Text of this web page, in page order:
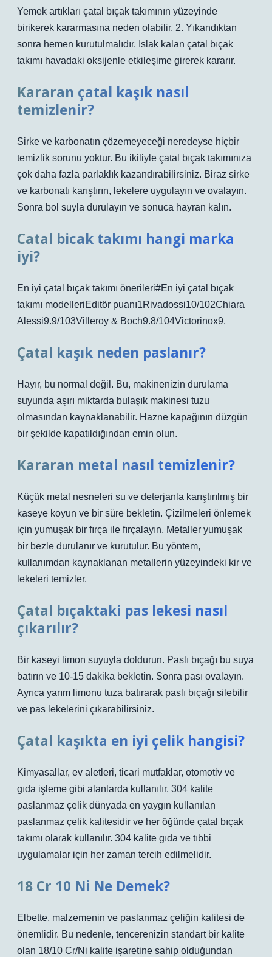
Yemek artıkları çatal bıçak takımının yüzeyinde
birikerek kararmasına neden olabilir. 2. Yıkandıktan
sonra hemen kurutulmalıdır. Islak kalan çatal bıçak
takımı havadaki oksijenle etkileşime girerek kararır.
Kararan çatal kaşık nasıl
temizlenir?
Sirke ve karbonatın çözemeyeceği neredeyse hiçbir
temizlik sorunu yoktur. Bu ikiliyle çatal bıçak takımınıza
çok daha fazla parlaklık kazandırabilirsiniz. Biraz sirke
ve karbonatı karıştırın, lekelere uygulayın ve ovalayın.
Sonra bol suyla durulayın ve sonuca hayran kalın.
Catal bicak takımı hangi marka
iyi?
En iyi çatal bıçak takımı önerileri#En iyi çatal bıçak
takımı modelleriEditör puanı1Rivadossi10/102Chiara
Alessi9.9/103Villeroy & Boch9.8/104Victorinox9.
Çatal kaşık neden paslanır?
Hayır, bu normal değil. Bu, makinenizin durulama
suyunda aşırı miktarda bulaşık makinesi tuzu
olmasından kaynaklanabilir. Hazne kapağının düzgün
bir şekilde kapatıldığından emin olun.
Kararan metal nasıl temizlenir?
Küçük metal nesneleri su ve deterjanla karıştırılmış bir
kaseye koyun ve bir süre bekletin. Çizilmeleri önlemek
için yumuşak bir fırça ile fırçalayın. Metaller yumuşak
bir bezle durulanır ve kurutulur. Bu yöntem,
kullanımdan kaynaklanan metallerin yüzeyindeki kir ve
lekeleri temizler.
Çatal bıçaktaki pas lekesi nasıl
çıkarılır?
Bir kaseyi limon suyuyla doldurun. Paslı bıçağı bu suya
batırın ve 10-15 dakika bekletin. Sonra pası ovalayın.
Ayrıca yarım limonu tuza batırarak paslı bıçağı silebilir
ve pas lekelerini çıkarabilirsiniz.
Çatal kaşıkta en iyi çelik hangisi?
Kimyasallar, ev aletleri, ticari mutfaklar, otomotiv ve
gıda işleme gibi alanlarda kullanılır. 304 kalite
paslanmaz çelik dünyada en yaygın kullanılan
paslanmaz çelik kalitesidir ve her öğünde çatal bıçak
takımı olarak kullanılır. 304 kalite gıda ve tıbbi
uygulamalar için her zaman tercih edilmelidir.
18 Cr 10 Ni Ne Demek?
Elbette, malzemenin ve paslanmaz çeliğin kalitesi de
önemlidir. Bu nedenle, tencerenizin standart bir kalite
olan 18/10 Cr/Ni kalite işaretine sahip olduğundan